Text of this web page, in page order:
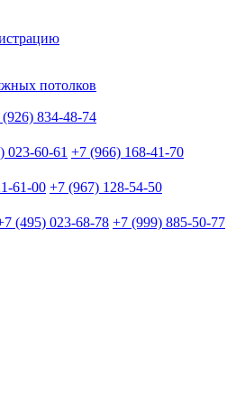
834-48-74
023-60-61 +7 (966) 168-41-70
61-00 +7 (967) 128-54-50
(495) 023-68-78 +7 (999) 885-50-77